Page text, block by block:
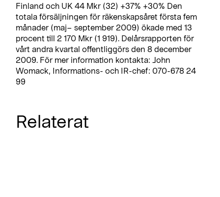
Finland och UK 44 Mkr (32) +37% +30% Den
totala försäljningen för räkenskapsåret första fem
månader (maj– september 2009) ökade med 13
procent till 2 170 Mkr (1 919). Delårsrapporten för
vårt andra kvartal offentliggörs den 8 december
2009. För mer information kontakta: John
Womack, Informations- och IR-chef: 070-678 24
99
Relaterat